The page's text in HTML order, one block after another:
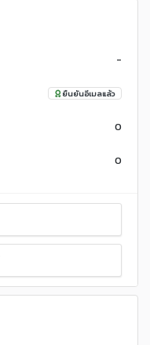
-
ยืนยันอีเมลแล้ว
0
0